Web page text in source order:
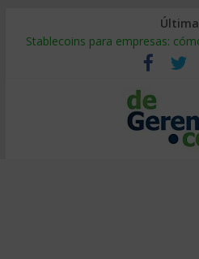
Stablecoins para empresas:
Despido silencioso: qué es y por
IA en selección de personal:
Trabajo forzoso en la cadena
Mercado hispano de EE. UU.: